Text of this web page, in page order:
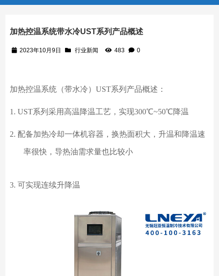
加热控温系统带水冷UST系列产品概述
2023年10月9日 行业新闻 483 0
加热控温系统（带水冷） UST系列产品概述：
1. UST系列采用高温降温工艺，实现300℃~50℃降温
2. 配备加热冷却一体机容器，换热面积大，升温和降温速
率很快，导热油需求量也比较小
3. 可实现连续升降温